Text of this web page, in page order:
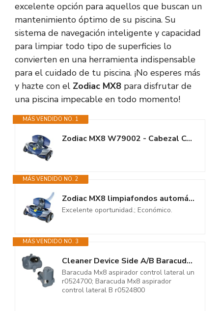
excelente opción para aquellos que buscan un
mantenimiento óptimo de su piscina. Su
sistema de navegación inteligente y capacidad
para limpiar todo tipo de superficies lo
convierten en una herramienta indispensable
para el cuidado de tu piscina. ¡No esperes más
y hazte con el Zodiac MX8 para disfrutar de
una piscina impecable en todo momento!
MÁS VENDIDO NO. 1
Zodiac MX8 W79002 - Cabezal Completo de Sustitución para Limpiafondos...
MÁS VENDIDO NO. 2
Zodiac MX8 limpiafondos automático
Excelente oportunidad.; Económico.
MÁS VENDIDO NO. 3
Cleaner Device Side A/B Baracuda MX8 Limpiador Dispositivo Lado a/b –...
Baracuda Mx8 aspirador control lateral un
r0524700; Baracuda Mx8 aspirador
control lateral B r0524800